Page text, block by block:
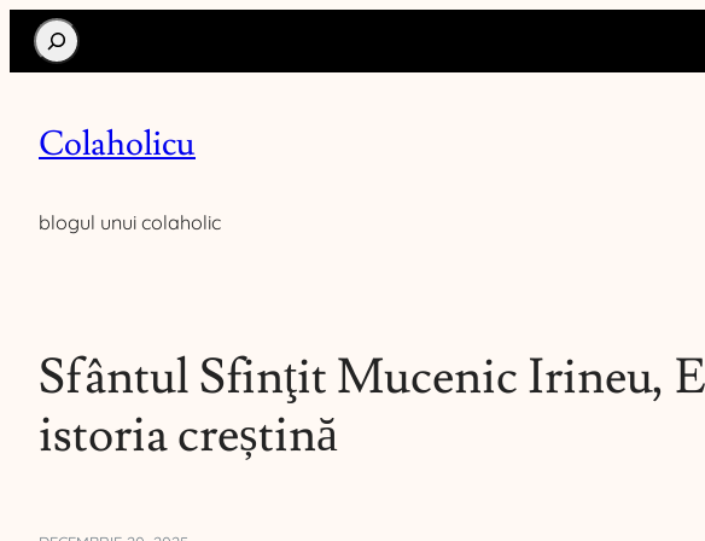
Search
Colaholicu
blogul unui colaholic
Sfântul Sfinţit Mucenic Irineu,
istoria creștină